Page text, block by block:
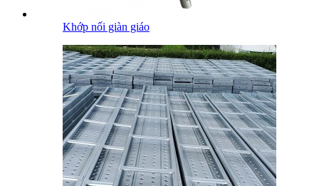
Khớp nối giàn giáo